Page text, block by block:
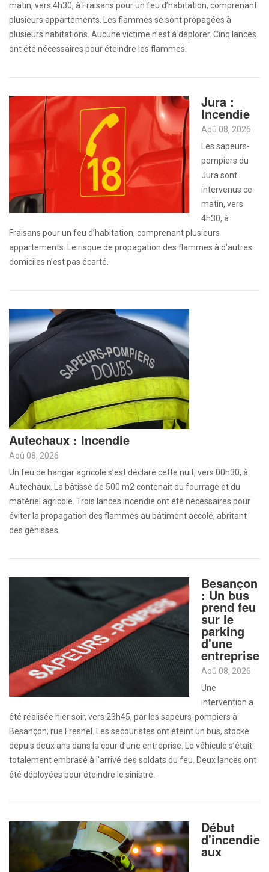
matin, vers 4h30, à Fraisans pour un feu d’habitation, comprenant
plusieurs appartements. Les flammes se sont propagées à
plusieurs habitations. Aucune victime n’est à déplorer. Cinq lances
ont été nécessaires pour éteindre les flammes.
Jura :
Incendie
Aoû 08, 2026
Les sapeurs-
pompiers du
Jura sont
intervenus ce
matin, vers
4h30, à
Fraisans pour un feu d’habitation, comprenant plusieurs
appartements. Le risque de propagation des flammes à d’autres
domiciles n’est pas écarté.
Autechaux : Incendie
Aoû 08, 2026
Un feu de hangar agricole s’est déclaré cette nuit, vers 00h30, à
Autechaux. La bâtisse de 500 m2 contenait du fourrage et du
matériel agricole. Trois lances incendie ont été nécessaires pour
éviter la propagation des flammes au bâtiment accolé, abritant
des génisses.
Besançon
: Un bus
prend feu
sur le
parking
d'une
entreprise
Aoû 08, 2026
Une
intervention a
été réalisée hier soir, vers 23h45, par les sapeurs-pompiers à
Besançon, rue Fresnel. Les secouristes ont éteint un bus, stocké
depuis deux ans dans la cour d’une entreprise. Le véhicule s’était
totalement embrasé à l’arrivé des soldats du feu. Deux lances ont
été déployées pour éteindre le sinistre.
Début
d'incendie
aux